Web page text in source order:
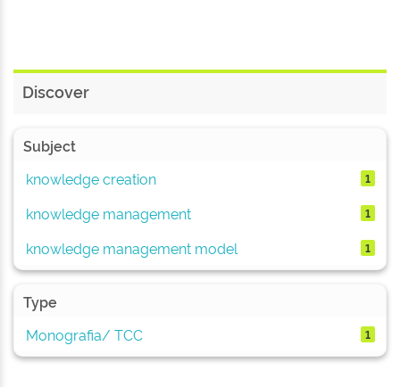
Discover
Subject
knowledge creation
1
knowledge management 1
knowledge management model 1
Type
Monografia/ TCC
1